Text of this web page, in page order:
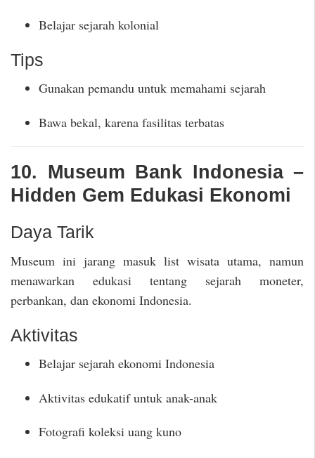
Belajar sejarah kolonial
Tips
Gunakan pemandu untuk memahami sejarah
Bawa bekal, karena fasilitas terbatas
10. Museum Bank Indonesia –
Hidden Gem Edukasi Ekonomi
Daya Tarik
Museum ini jarang masuk list wisata utama, namun
menawarkan edukasi tentang sejarah moneter,
perbankan, dan ekonomi Indonesia.
Aktivitas
Belajar sejarah ekonomi Indonesia
Aktivitas edukatif untuk anak-anak
Fotografi koleksi uang kuno